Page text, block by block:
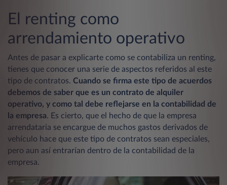
El renting como
arrendamiento operativo
Antes de pasar a explicarte como se contabiliza un renting,
tienes que conocer una serie de aspectos referidos al este
tipo de contratos. Cuando se firma este tipo de acuerdos
debemos de saber que es un contrato de alquiler
operativo, y como tal debe reflejarse en la contabilidad de
la empresa. Es cierto, que el hecho de que la empresa
arrendataria se encargue de muchos gastos derivados de
vehículo hace que este tipo de contratos sean especiales,
pero aun así entrarían dentro de la contabilidad de la
empresa.